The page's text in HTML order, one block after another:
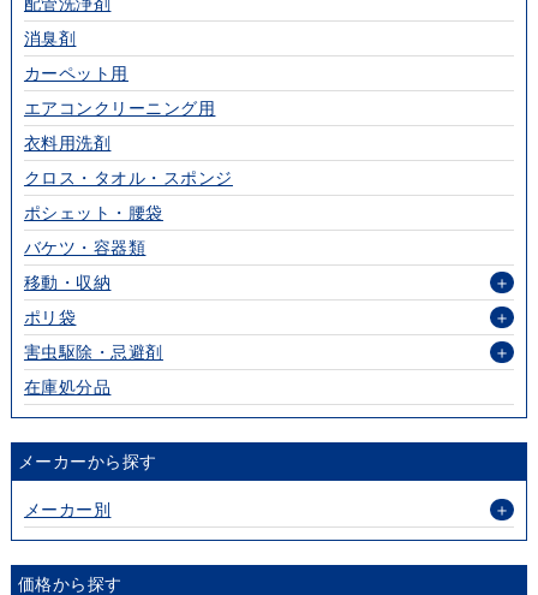
消臭剤
カーペット用
エアコンクリーニング用
衣料用洗剤
クロス・タオル・スポンジ
ポシェット・腰袋
バケツ・容器類
移動・収納
＋
ポリ袋
＋
害虫駆除・忌避剤
＋
在庫処分品
メーカーから探す
メーカー別 ＋
価格から探す